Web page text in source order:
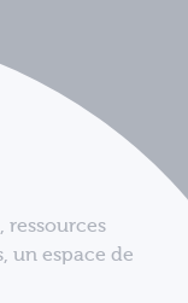
ressources
un espace de